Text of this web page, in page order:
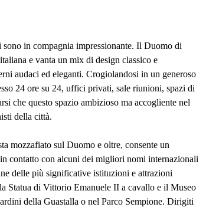
in compagnia impressionante. Il Duomo di
e vanta un mix di design classico e
audaci ed eleganti. Crogiolandosi in un generoso
24 ore su 24, uffici privati, sale riunioni, spazi di
che questo spazio ambizioso ma accogliente nel
della città.
mozzafiato sul Duomo e oltre, consente un
contatto con alcuni dei migliori nomi internazionali
delle più significative istituzioni e attrazioni
Statua di Vittorio Emanuele II a cavallo e il Museo
della Guastalla o nel Parco Sempione. Dirigiti